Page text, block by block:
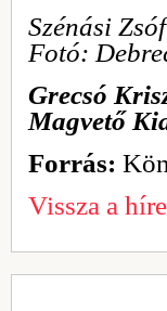
Szénási
Fotó:
Grecsó
Magvető
Forrás:
Vissza a